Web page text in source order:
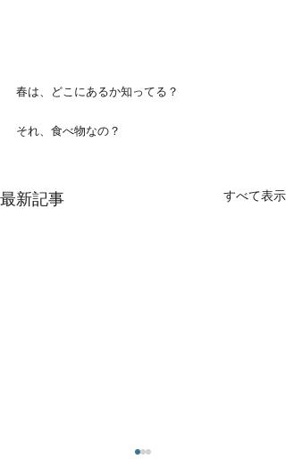
春は、どこにあるか知ってる？
それ、食べ物なの？
最新記事 すべて表示